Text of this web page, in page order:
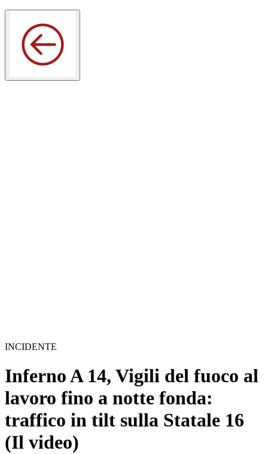
INCIDENTE
Inferno A 14, Vigili del fuoco al
lavoro fino a notte fonda:
traffico in tilt sulla Statale 16
(Il video)